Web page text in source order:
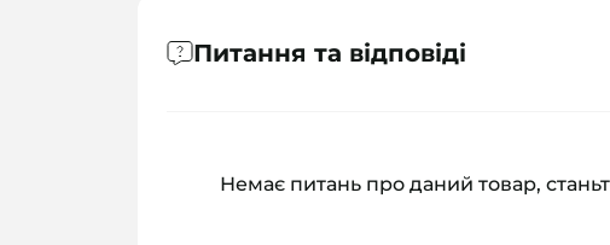
Питання та відповіді
Немає питань про даний товар,